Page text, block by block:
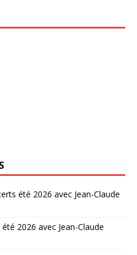
été 2026 avec Jean-Claude
2026 avec Jean-Claude